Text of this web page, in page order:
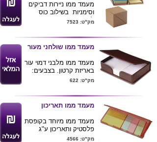
מעמד ממו ניירות דביקים
וסימניות בשילוב כוס
לעטים , עשוי מקרטון
מגיע בתור קוביה ונפתח
בקלות למצב המצולם.
ניתן להדפיס לוגו ע"ג
המעמד .
מק"ט: 7523
מעמד ממו שולחני מעור
מעמד ממו מלבני דמוי עור
באריזת קרטון. בצבעים:
שחור ובורדו מידות:
מק"ט: 622
מעמד ממו תאריכון
מעמד ממו מיוחד בקופסת
פלסטיק ותאריכון ע"ג
הקופסא עם דפי ממו
מק"ט: 4566